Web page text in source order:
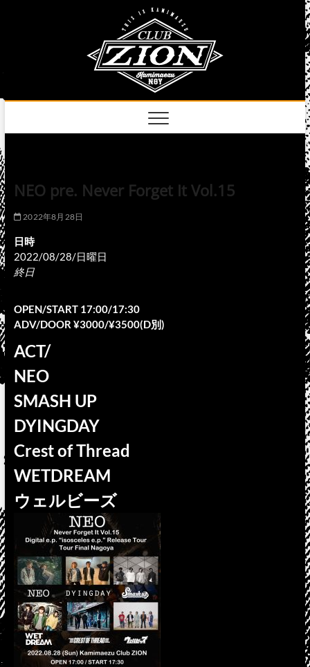
NEO pre. Never Forget It Vol.15
2022年8月28日
日時
2022/08/28/日曜日
終日
OPEN/START 17:00/17:30
ADV/DOOR ¥3000/¥3500(D別)
ACT/
NEO
SMASH UP
DYINGDAY
Crest of Thread
WETDREAM
ウェルビーズ